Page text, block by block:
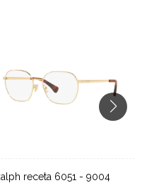
Ralph receta 6051 - 9004